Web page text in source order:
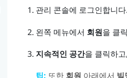
관리 콘솔에 로그인합니다.
왼쪽 메뉴에서 회원을 클
지속적인 공간을 클릭하
팁: 또한 회원 아래에서 빌